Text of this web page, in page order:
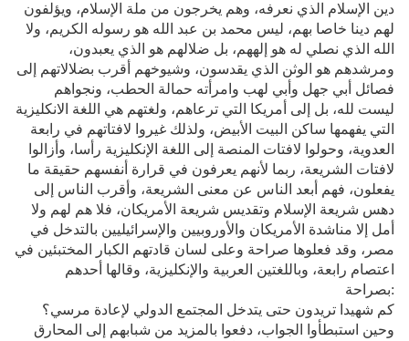
دين الإسلام الذي نعرفه، وهم يخرجون من ملة الإسلام، ويؤلفون
لهم دينا خاصا بهم، ليس محمد بن عبد الله هو رسوله الكريم، ولا
الله الذي نصلي له هو إلههم، بل ضلالهم هو الذي يعبدون،
ومرشدهم هو الوثن الذي يقدسون، وشيوخهم أقرب بضلالاتهم إلى
فصائل أبي جهل وأبي لهب وامرأته حمالة الحطب، ونجواهم
ليست لله، بل إلى أمريكا التي ترعاهم، ولغتهم هي اللغة الانكليزية
التي يفهمها ساكن البيت الأبيض، ولذلك غيروا لافتاتهم في رابعة
العدوية، وحولوا لافتات المنصة إلى اللغة الإنكليزية رأسا، وأزالوا
لافتات الشريعة، ربما لأنهم يعرفون في قرارة أنفسهم حقيقة ما
يفعلون، فهم أبعد الناس عن معنى الشريعة، وأقرب الناس إلى
دهس شريعة الإسلام وتقديس شريعة الأمريكان، فلا هم لهم ولا
أمل إلا مناشدة الأمريكان والأوروبيين والإسرائيليين بالتدخل في
مصر ، وقد فعلوها صراحة وعلى لسان قادتهم الكبار المختبئين في
اعتصام رابعة، وباللغتين العربية والإنكليزية، وقالها أحدهم
بصراحة:
كم شهيدا تريدون حتى يتدخل المجتمع الدولي لإعادة مرسي؟
وحين استبطأوا الجواب، دفعوا بالمزيد من شبابهم إلى المحارق